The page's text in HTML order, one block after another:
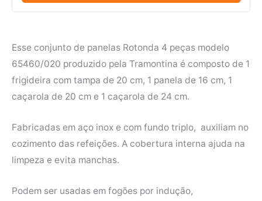
Esse conjunto de panelas Rotonda 4 peças modelo
65460/020 produzido pela Tramontina é composto de 1
frigideira com tampa de 20 cm, 1 panela de 16 cm, 1
caçarola de 20 cm e 1 caçarola de 24 cm.
Fabricadas em aço inox e com fundo triplo, auxiliam no
cozimento das refeições. A cobertura interna ajuda na
limpeza e evita manchas.
Podem ser usadas em fogões por indução,